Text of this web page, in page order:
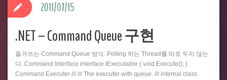
.NET – Command Queue 구현
즐겨쓰는 Command Queue 방식. Polling 하는 Thread를 따로 두지 않는
다. Command Interface interface IExecutable { void Execute(); }
Command Executer /// /// The executer with queue. /// internal class
2011/07/15